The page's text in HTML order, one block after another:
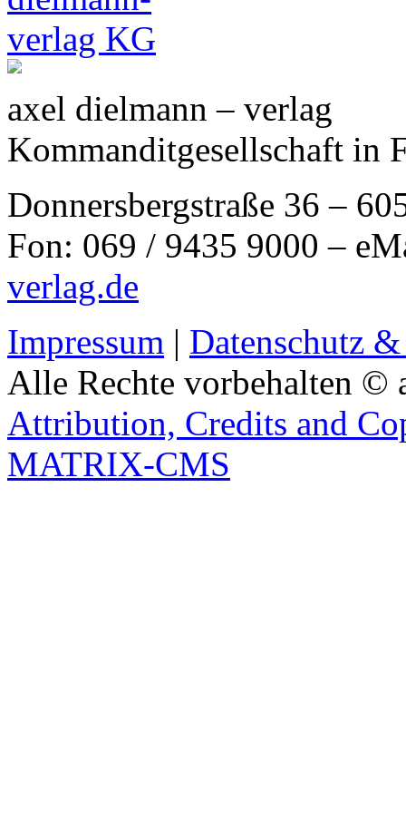
axel dielmann – verlag
Kommanditgesellschaft in
Donnersbergstraße 36 –
Fon: 069 / 9435 9000 –
verlag.de
Impressum | Datenschutz
Alle Rechte vorbehalten ©
Attribution, Credits and
MATRIX-CMS